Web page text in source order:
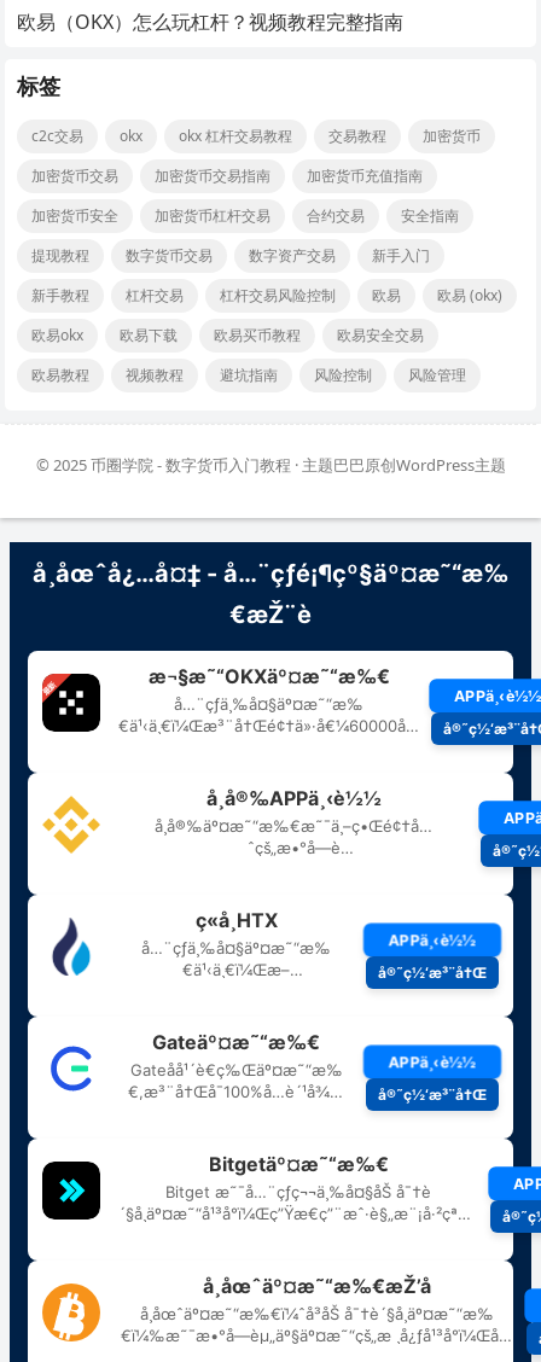
欧易（OKX）怎么玩杠杆？视频教程完整指南
标签
c2c交易 okx okx 杠杆交易教程 交易教程
加密货币
加密货币交易
加密货币交易指南
加密货币充值指南
加密货币安全
加密货币杠杆交易 合约交易
安全指南
提现教程
数字货币交易 数字资产交易
新手入门
新手教程
杠杆交易 杠杆交易风险控制 欧易
欧易 (okx)
欧易okx
欧易下载 欧易买币教程
欧易安全交易
欧易教程
视频教程 避坑指南 风险控制 风险管理
© 2025币圈学院 - 数字货币入门教程 · 主题巴巴原创WordPress主题